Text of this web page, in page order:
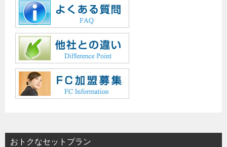
おトクなセットプラン